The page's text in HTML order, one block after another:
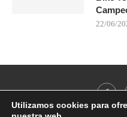
22/06/
Utilizamos cookies para